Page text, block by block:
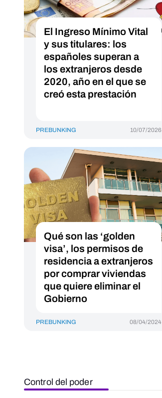
El Ingreso Mínimo Vital
y sus titulares: los
españoles superan a
los extranjeros desde
2020, año en el que se
creó esta prestación
PREBUNKING 10/07/2026
Qué son las ‘golden
visa’, los permisos de
residencia a extranjeros
por comprar viviendas
que quiere eliminar el
Gobierno
PREBUNKING 08/04/2024
Control del poder